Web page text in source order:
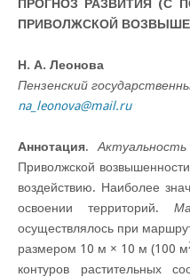
ПРОГНОЗ РАЗВИТИЯ (С
ПРИВОЛЖСКОЙ
Н. А. Леонова
Пензенский
na_leonova@mail.ru
Аннотация.
Приволжской
воздействию. Наиболее
освоении территорий.
осуществлялось при
размером 10 м × 10 м (100 м
контуров растительных